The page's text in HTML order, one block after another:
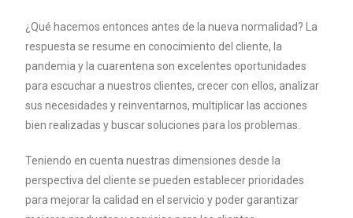
¿Qué hacemos entonces antes de la nueva normalidad? La
respuesta se resume en conocimiento del cliente, la
pandemia y la cuarentena son excelentes oportunidades
para escuchar a nuestros clientes, crecer con ellos, analizar
sus necesidades y reinventarnos, multiplicar las acciones
bien realizadas y buscar soluciones para los problemas.
Teniendo en cuenta nuestras dimensiones desde la
perspectiva del cliente se pueden establecer prioridades
para mejorar la calidad en el servicio y poder garantizar